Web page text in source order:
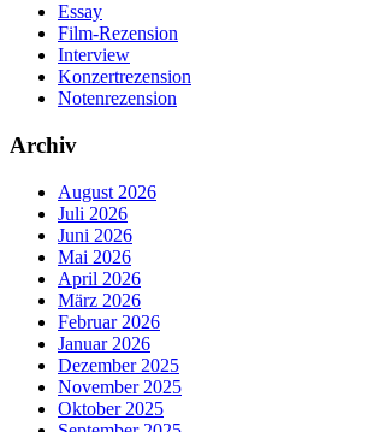
Essay
Film-Rezension
Interview
Konzertrezension
Notenrezension
Archiv
August 2026
Juli 2026
Juni 2026
Mai 2026
April 2026
März 2026
Februar 2026
Januar 2026
Dezember 2025
November 2025
Oktober 2025